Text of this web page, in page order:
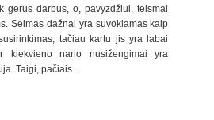
gerus darbus, o, pavyzdžiui, teismai
Seimas dažnai yra suvokiamas kaip
tačiau kartu jis yra labai
kiekvieno nario nusižengimai yra
Taigi, pačiais…